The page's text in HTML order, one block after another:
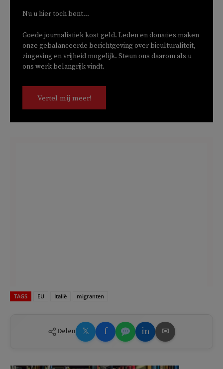
Nu u hier toch bent...
Goede journalistiek kost geld. Leden en donaties maken
onze gebalanceerde berichtgeving over biculturaliteit,
zingeving en vrijheid mogelijk. Steun ons daarom als u
ons werk belangrijk vindt.
Vertel mij meer!
TAGS EU Italië migranten
Delen 𝕏 f in ✉